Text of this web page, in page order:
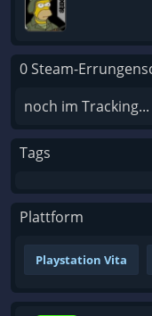
0 Steam-
noch im Tracking...
Tags
Plattform
Playstation Vita